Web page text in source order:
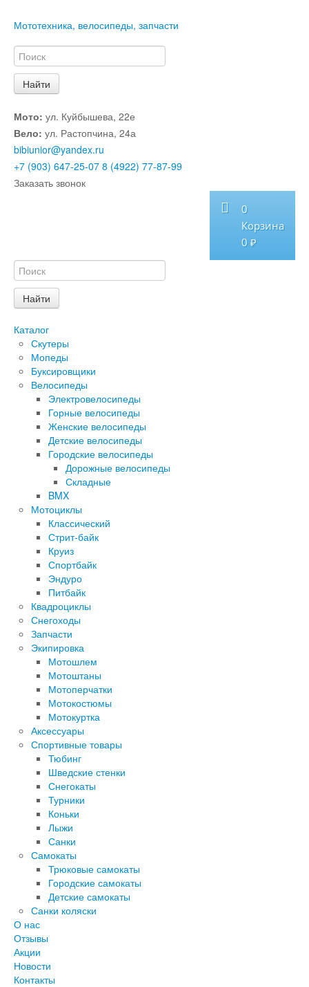
Мототехника, велосипеды, запчасти
Мото: ул. Куйбышева, 22е
Вело: ул. Растопчина, 24а
bibiunior@yandex.ru
+7 (903) 647-25-07 8 (4922) 77-87-99
Заказать звонок
0
Корзина
0 ₽
Каталог
Скутеры
Мопеды
Буксировщики
Велосипеды
Электровелосипеды
Горные велосипеды
Женские велосипеды
Детские велосипеды
Городские велосипеды
Дорожные велосипеды
Складные
BMX
Мотоциклы
Классический
Стрит-байк
Круиз
Спортбайк
Эндуро
Питбайк
Квадроциклы
Снегоходы
Запчасти
Экипировка
Мотошлем
Мотоштаны
Мотоперчатки
Мотокостюмы
Мотокуртка
Аксессуары
Спортивные товары
Тюбинг
Шведские стенки
Снегокаты
Турники
Коньки
Лыжи
Санки
Самокаты
Трюковые самокаты
Городские самокаты
Детские самокаты
Санки коляски
О нас
Отзывы
Акции
Новости
Контакты